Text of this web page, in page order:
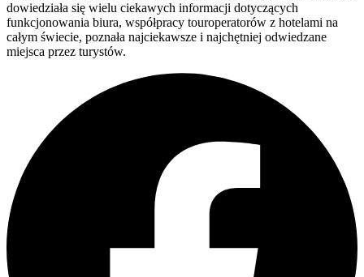
dowiedziała się wielu ciekawych informacji dotyczących
funkcjonowania biura, współpracy touroperatorów z hotelami na
całym świecie, poznała najciekawsze i najchętniej odwiedzane
miejsca przez turystów.